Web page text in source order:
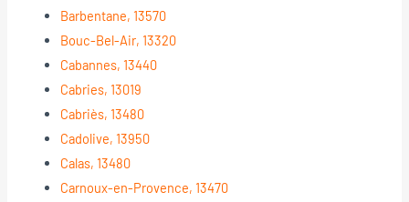
Barbentane, 13570
Bouc-Bel-Air, 13320
Cabannes, 13440
Cabries, 13019
Cabriès, 13480
Cadolive, 13950
Calas, 13480
Carnoux-en-Provence, 13470